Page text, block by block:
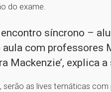
do exame.
síncrono –
com professores
Mackenzie’, explica
as lives temáticas